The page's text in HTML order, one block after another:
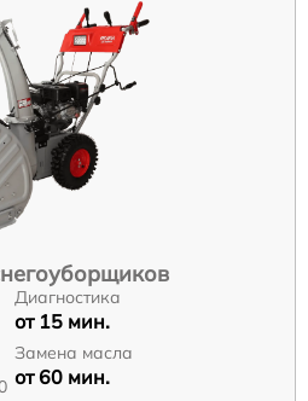
Диагностика
от 15 мин.
Замена масла
от 60 мин.